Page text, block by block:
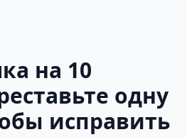
на 10
одну
исправить